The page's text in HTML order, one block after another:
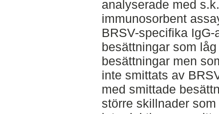
analyserade med
immunosorbent
BRSV-specifika
besättningar som
besättningar men
inte smittats av
med smittade
större skillnader